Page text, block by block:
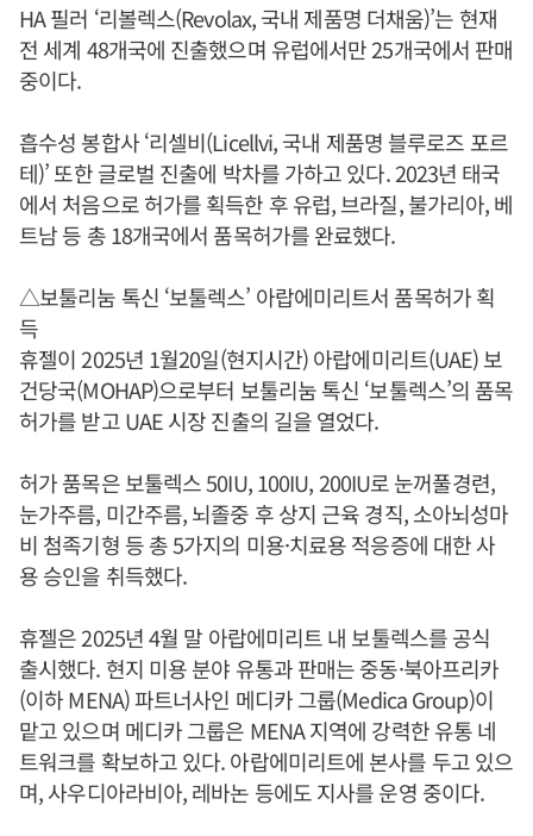
HA 필러 ‘리볼렉스(Revolax, 국내 제품명 더채움)’는 현재
전 세계 48개국에 진출했으며 유럽에서만 25개국에서 판매
중이다.
흡수성 봉합사 ‘리셀비(Licellvi, 국내 제품명 블루로즈 포르
테)’ 또한 글로벌 진출에 박차를 가하고 있다. 2023년 태국
에서 처음으로 허가를 획득한 후 유럽, 브라질, 불가리아, 베
트남 등 총 18개국에서 품목허가를 완료했다.
△보툴리눔 톡신 ‘보툴렉스’ 아랍에미리트서 품목허가 획
득
휴젤이 2025년 1월20일(현지시간) 아랍에미리트(UAE) 보
건당국(MOHAP)으로부터 보툴리눔 톡신 ‘보툴렉스’의 품목
허가를 받고 UAE 시장 진출의 길을 열었다.
허가 품목은 보툴렉스 50IU, 100IU, 200IU로 눈꺼풀경련,
눈가주름, 미간주름, 뇌졸중 후 상지 근육 경직, 소아뇌성마
비 첨족기형 등 총 5가지의 미용·치료용 적응증에 대한 사
용 승인을 취득했다.
휴젤은 2025년 4월 말 아랍에미리트 내 보툴렉스를 공식
출시했다. 현지 미용 분야 유통과 판매는 중동·북아프리카
(이하 MENA) 파트너사인 메디카 그룹(Medica Group)이
맡고 있으며 메디카 그룹은 MENA 지역에 강력한 유통 네
트워크를 확보하고 있다. 아랍에미리트에 본사를 두고 있으
며, 사우디아라비아, 레바논 등에도 지사를 운영 중이다.